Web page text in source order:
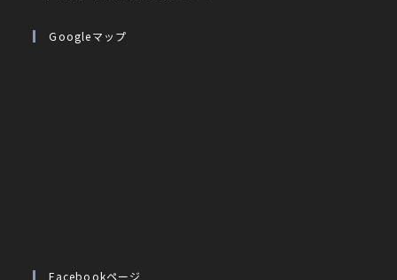
Googleマップ
Facebookページ